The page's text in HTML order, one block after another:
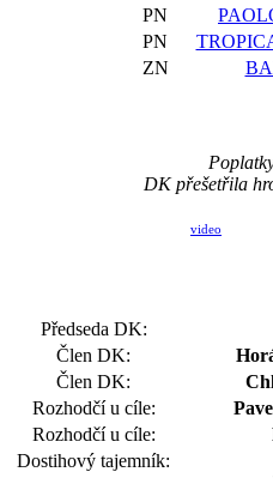
PN
PN
ZN
DK přešetřila
video
Předseda DK:
Člen DK:
Člen DK:
Rozhodčí u cíle:
Rozhodčí u cíle:
Dostihový tajemník: